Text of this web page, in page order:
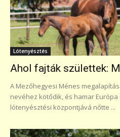
Lótenyésztés
Ahol fajták születtek:
A Mezőhegyesi Ménes
nevéhez kötődik, és hamar
lótenyésztési központjává nőtte ...